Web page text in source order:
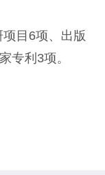
目6项、出版
专利3项。